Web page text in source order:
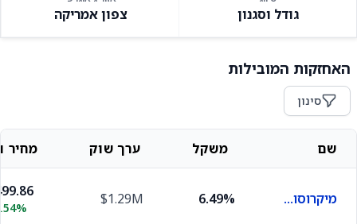
גודל וסגנון צפון אמריקה
האחזקות המובילות
סינון
שם משקל ערך שוק מחיר
מיקרוסופט 6.49%
$1.29M